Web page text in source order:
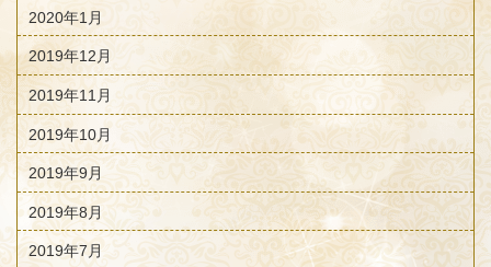
2020年1月
2019年12月
2019年11月
2019年10月
2019年9月
2019年8月
2019年7月